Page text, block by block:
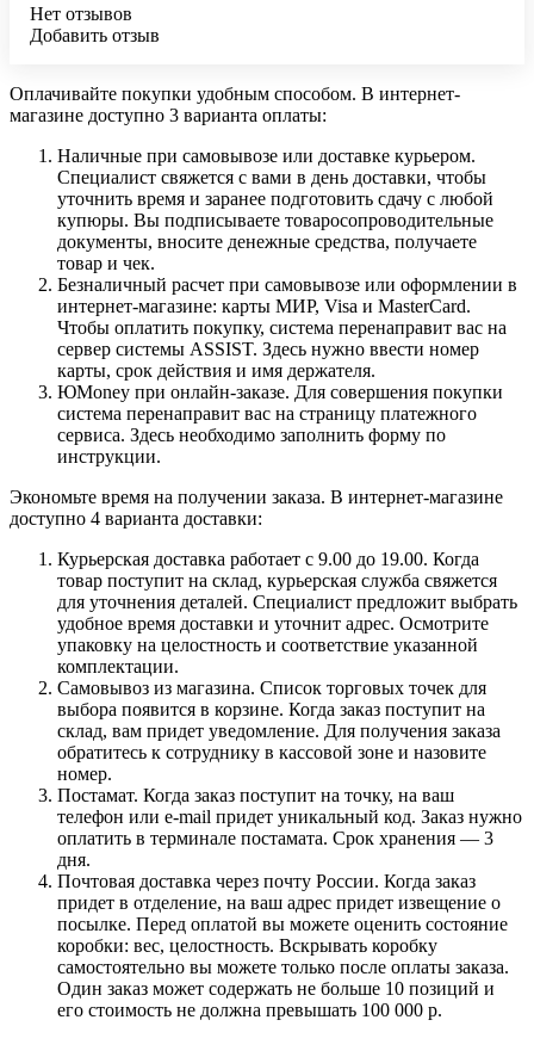
Нет отзывов
Добавить отзыв
Оплачивайте покупки удобным способом. В интернет-
магазине доступно 3 варианта оплаты:
Наличные при самовывозе или доставке курьером.
Специалист свяжется с вами в день доставки, чтобы
уточнить время и заранее подготовить сдачу с любой
купюры. Вы подписываете товаросопроводительные
документы, вносите денежные средства, получаете
товар и чек.
Безналичный расчет при самовывозе или оформлении в
интернет-магазине: карты МИР, Visa и MasterCard.
Чтобы оплатить покупку, система перенаправит вас на
сервер системы ASSIST. Здесь нужно ввести номер
карты, срок действия и имя держателя.
ЮMoney при онлайн-заказе. Для совершения покупки
система перенаправит вас на страницу платежного
сервиса. Здесь необходимо заполнить форму по
инструкции.
Экономьте время на получении заказа. В интернет-магазине
доступно 4 варианта доставки:
Курьерская доставка работает с 9.00 до 19.00. Когда
товар поступит на склад, курьерская служба свяжется
для уточнения деталей. Специалист предложит выбрать
удобное время доставки и уточнит адрес. Осмотрите
упаковку на целостность и соответствие указанной
комплектации.
Самовывоз из магазина. Список торговых точек для
выбора появится в корзине. Когда заказ поступит на
склад, вам придет уведомление. Для получения заказа
обратитесь к сотруднику в кассовой зоне и назовите
номер.
Постамат. Когда заказ поступит на точку, на ваш
телефон или e-mail придет уникальный код. Заказ нужно
оплатить в терминале постамата. Срок хранения — 3
дня.
Почтовая доставка через почту России. Когда заказ
придет в отделение, на ваш адрес придет извещение о
посылке. Перед оплатой вы можете оценить состояние
коробки: вес, целостность. Вскрывать коробку
самостоятельно вы можете только после оплаты заказа.
Один заказ может содержать не больше 10 позиций и
его стоимость не должна превышать 100 000 р.